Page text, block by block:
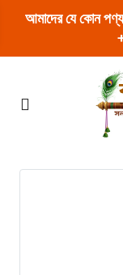
আমাদের যে কোন